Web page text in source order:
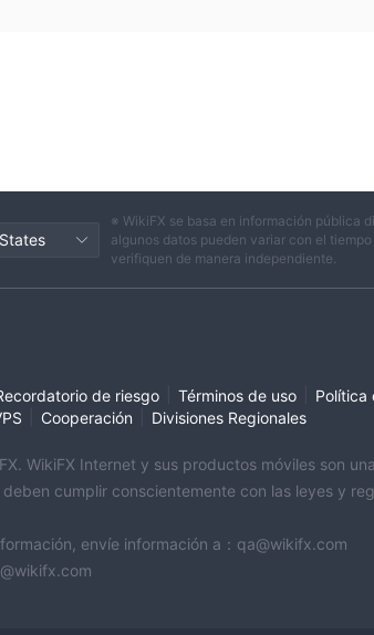
※ WikiFX se basa en información pública
algunos datos pueden variar con el
verifiquen de manera independiente.
de riesgo Términos de uso Política
Cooperación Divisiones Regionales
WikiFX Internet y sus productos móviles son
cumplir conscientemente con las leyes y
envíe información a：qa@wikifx.com